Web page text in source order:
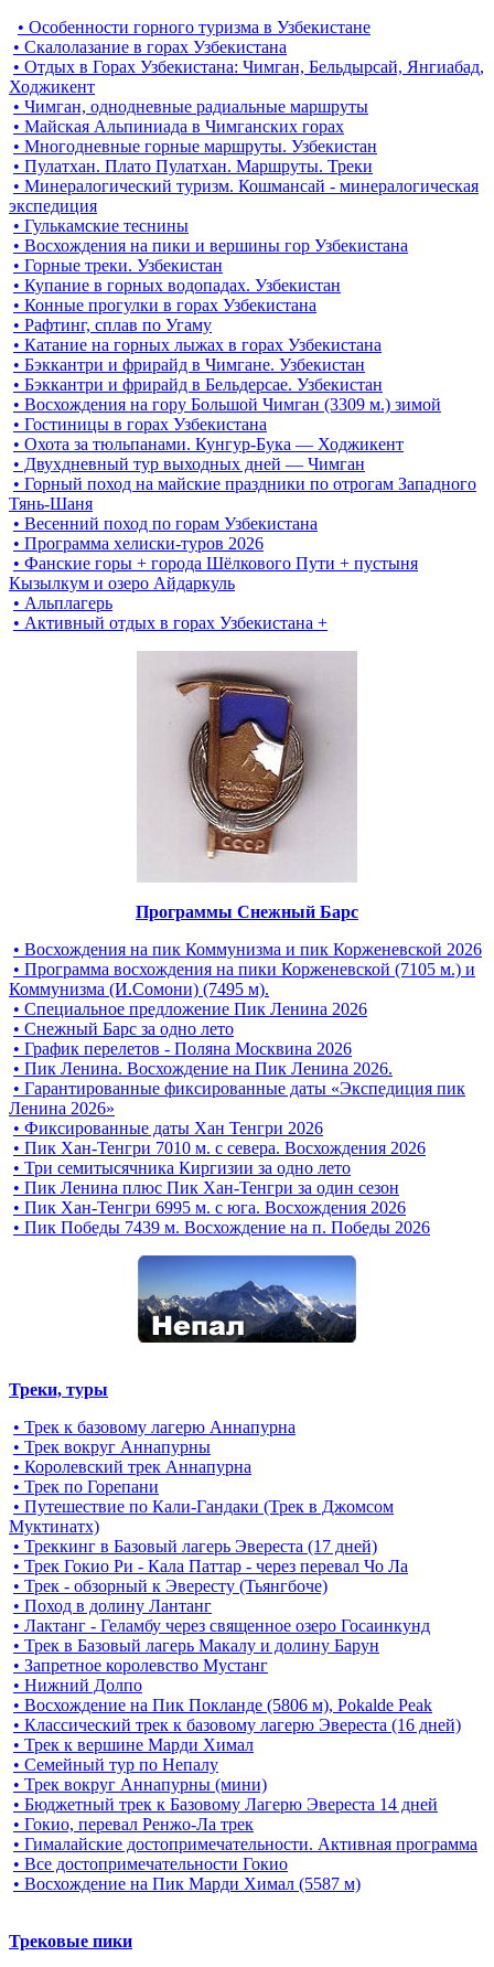
• Особенности горного туризма в Узбекистане
• Скалолазание в горах Узбекистана
• Отдых в Горах Узбекистана: Чимган, Бельдырсай, Янгиабад,
Ходжикент
• Чимган, однодневные радиальные маршруты
• Майская Альпиниада в Чимганских горах
• Многодневные горные маршруты. Узбекистан
• Пулатхан. Плато Пулатхан. Маршруты. Треки
• Минералогический туризм. Кошмансай - минералогическая
экспедиция
• Гулькамские теснины
• Восхождения на пики и вершины гор Узбекистана
• Горные треки. Узбекистан
• Купание в горных водопадах. Узбекистан
• Конные прогулки в горах Узбекистана
• Рафтинг, сплав по Угаму
• Катание на горных лыжах в горах Узбекистана
• Бэккантри и фрирайд в Чимгане. Узбекистан
• Бэккантри и фрирайд в Бельдерсае. Узбекистан
• Восхождения на гору Большой Чимган (3309 м.) зимой
• Гостиницы в горах Узбекистана
• Охота за тюльпанами. Кунгур-Бука — Ходжикент
• Двухдневный тур выходных дней — Чимган
• Горный поход на майские праздники по отрогам Западного
Тянь-Шаня
• Весенний поход по горам Узбекистана
• Программа хелиски-туров 2026
• Фанские горы + города Шёлкового Пути + пустыня
Кызылкум и озеро Айдаркуль
• Альплагерь
• Активный отдых в горах Узбекистана +
Программы Снежный Барс
• Восхождения на пик Коммунизма и пик Корженевской 2026
• Программа восхождения на пики Корженевской (7105 м.) и
Коммунизма (И.Сомони) (7495 м).
• Специальное предложение Пик Ленина 2026
• Снежный Барс за одно лето
• График перелетов - Поляна Москвина 2026
• Пик Ленина. Восхождение на Пик Ленина 2026.
• Гарантированные фиксированные даты «Экспедиция пик
Ленина 2026»
• Фиксированные даты Хан Тенгри 2026
• Пик Хан-Тенгри 7010 м. с севера. Восхождения 2026
• Три семитысячника Киргизии за одно лето
• Пик Ленина плюс Пик Хан-Тенгри за один сезон
• Пик Хан-Тенгри 6995 м. c юга. Восхождения 2026
• Пик Победы 7439 м. Восхождение на п. Победы 2026
Треки, туры
• Трек к базовому лагерю Аннапурна
• Трек вокруг Аннапурны
• Королевский трек Аннапурна
• Трек по Горепани
• Путешествие по Кали-Гандаки (Трек в Джомсом
Муктинатх)
• Треккинг в Базовый лагерь Эвереста (17 дней)
• Трек Гокио Ри - Кала Паттар - через перевал Чо Ла
• Трек - обзорный к Эвересту (Тьянгбоче)
• Поход в долину Лантанг
• Лактанг - Геламбу через священное озеро Госаинкунд
• Трек в Базовый лагерь Макалу и долину Барун
• Запретное королевство Мустанг
• Нижний Долпо
• Восхождение на Пик Покланде (5806 м), Pokalde Peak
• Классический трек к базовому лагерю Эвереста (16 дней)
• Трек к вершине Марди Химал
• Семейный тур по Непалу
• Трек вокруг Аннапурны (мини)
• Бюджетный трек к Базовому Лагерю Эвереста 14 дней
• Гокио, перевал Ренжо-Ла трек
• Гималайские достопримечательности. Активная программа
• Все достопримечательности Гокио
• Восхождение на Пик Марди Химал (5587 м)
Трековые пики